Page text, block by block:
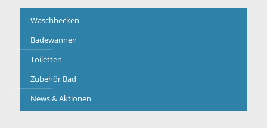
Waschbecken
Badewannen
Toiletten
Zubehör Bad
News & Aktionen